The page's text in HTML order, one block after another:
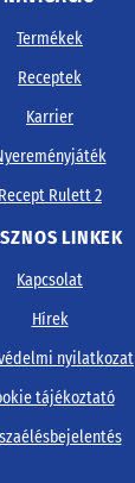
Termékek
Receptek
Karrier
Recept Rulett 2
LINKEK
Kapcsolat
Hírek
nyilatkozat
tájékoztató